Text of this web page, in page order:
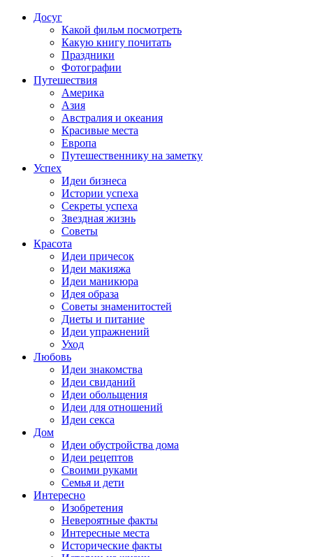
Досуг
Какой фильм посмотреть
Какую книгу почитать
Праздники
Фотографии
Путешествия
Америка
Азия
Австралия и океания
Красивые места
Европа
Путешественнику на заметку
Успех
Идеи бизнеса
Истории успеха
Секреты успеха
Звездная жизнь
Советы
Красота
Идеи причесок
Идеи макияжа
Идеи маникюра
Идея образа
Советы знаменитостей
Диеты и питание
Идеи упражнений
Уход
Любовь
Идеи знакомства
Идеи свиданий
Идеи обольщения
Идеи для отношений
Идеи секса
Дом
Идеи обустройства дома
Идеи рецептов
Своими руками
Семья и дети
Интересно
Изобретения
Невероятные факты
Интересные места
Исторические факты